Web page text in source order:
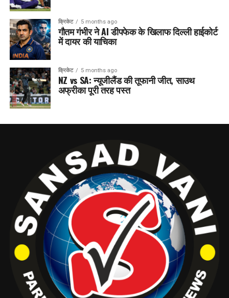
क्रिकेट 5 months ago
गौतम गंभीर ने AI डीपफेक के खिलाफ दिल्ली हाईकोर्ट
में दायर की याचिका
क्रिकेट 5 months ago
NZ vs SA: न्यूजीलैंड की तूफानी जीत, साउथ
अफ्रीका पूरी तरह पस्त